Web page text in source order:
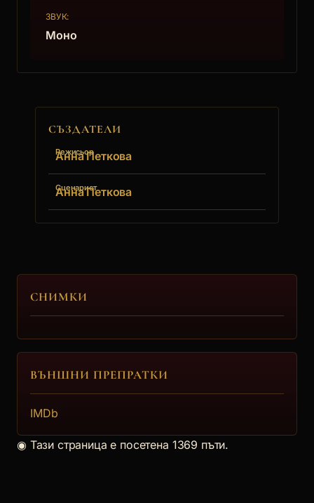
ЗВУК:
Моно
СЪЗДАТЕЛИ
Режисьор
Анна Петкова
Сценарист
Анна Петкова
СНИМКИ
ВЪНШНИ ПРЕПРАТКИ
IMDb
◉ Тази страница е посетена 1369 пъти.